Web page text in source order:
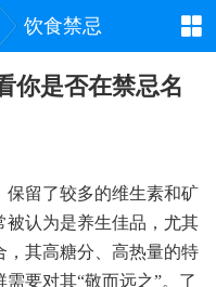
饮食禁忌
你是否在禁忌名
保留了较多的维生素和矿
被认为是养生佳品，尤其
，其高糖分、高热量的特
要对其“敬而远之”。了